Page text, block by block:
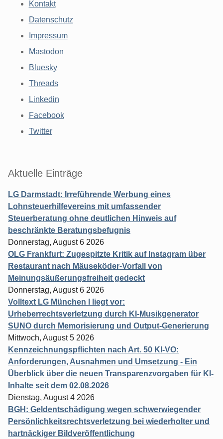
Kontakt
Datenschutz
Impressum
Mastodon
Bluesky
Threads
Linkedin
Facebook
Twitter
Aktuelle Einträge
LG Darmstadt: Irreführende Werbung eines
Lohnsteuerhilfevereins mit umfassender
Steuerberatung ohne deutlichen Hinweis auf
beschränkte Beratungsbefugnis
Donnerstag, August 6 2026
OLG Frankfurt: Zugespitzte Kritik auf Instagram über
Restaurant nach Mäuseköder-Vorfall von
Meinungsäußerungsfreiheit gedeckt
Donnerstag, August 6 2026
Volltext LG München I liegt vor:
Urheberrechtsverletzung durch KI-Musikgenerator
SUNO durch Memorisierung und Output-Generierung
Mittwoch, August 5 2026
Kennzeichnungspflichten nach Art. 50 KI-VO:
Anforderungen, Ausnahmen und Umsetzung - Ein
Überblick über die neuen Transparenzvorgaben für KI-
Inhalte seit dem 02.08.2026
Dienstag, August 4 2026
BGH: Geldentschädigung wegen schwerwiegender
Persönlichkeitsrechtsverletzung bei wiederholter und
hartnäckiger Bildveröffentlichung